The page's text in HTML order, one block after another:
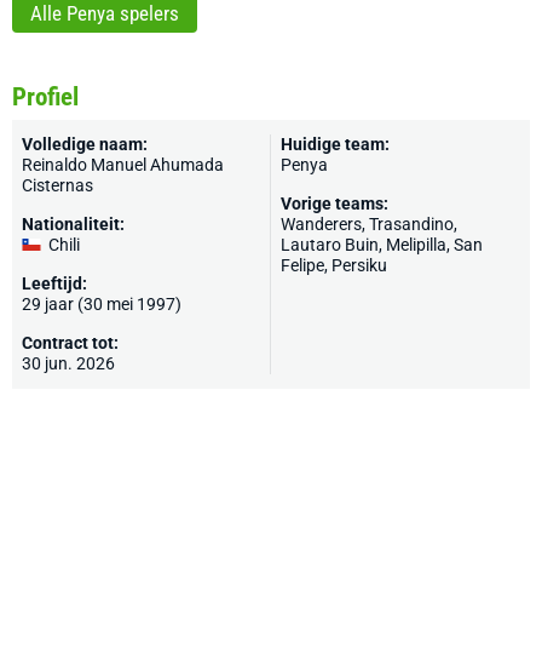
Alle Penya spelers
Profiel
Volledige naam:
Reinaldo Manuel Ahumada
Cisternas
Nationaliteit:
Chili
Leeftijd:
29 jaar (30 mei 1997)
Contract tot:
30 jun. 2026
Huidige team:
Penya
Vorige teams:
Wanderers, Trasandino,
Lautaro Buin, Melipilla, San
Felipe, Persiku